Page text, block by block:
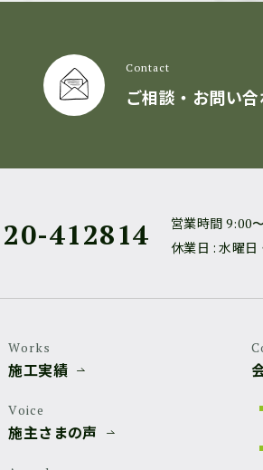
Contact
ご相談・お問い合
412814 営業時間 9:00
休業日 : 水曜
Works
施工実績
Voice
施主さまの声